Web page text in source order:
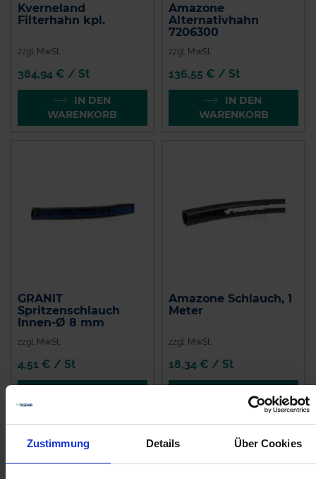
Zustimmung Details Über Cookies
Kverneland
Filterhahn kpl.
zzgl. MwSt.
384,94 € / St
IN DEN
WARENKORB
Amazone
Alternativhahn
7206300
zzgl. MwSt.
136,55 € / St
IN DEN
WARENKORB
GRANIT
Spritzenschlauch
Innen-Ø 8 mm
zzgl. MwSt.
4,51 € / St
Amazone Schlauch, 1
Meter
zzgl. MwSt.
18,34 € / St
WARENKORB
Anmelden für Ihren persönlichen Preis